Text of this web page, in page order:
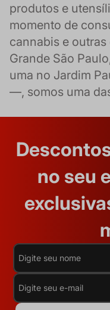
produtos e
momento de
cannabis e
Grande São
uma no Jardim
—, somos uma
no seu